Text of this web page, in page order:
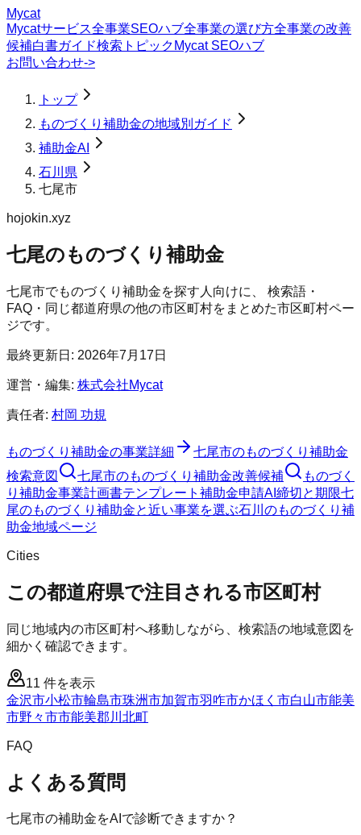
Mycat
Mycatサービス全事業SEOハブ全事業の選び方全事業の改善
候補白書ガイド検索トピック Mycat SEOハブ
お問い合わせ->
トップ
ものづくり補助金の地域別ガイド
補助金AI
石川県
七尾市
hojokin.xyz
七尾のものづくり補助金
七尾市でものづくり補助金を探す人向けに、 検索語・
FAQ・同じ都道府県の他の市区町村をまとめた市区町村ペー
ジです。
最終更新日: 2026年7月17日
運営・編集: 株式会社Mycat
責任者: 村岡 功規
ものづくり補助金の事業詳細 七尾市のものづくり補助金
検索意図
七尾市のものづくり補助金改善候補
ものづく
り補助金事業計画書テンプレート 補助金申請AI 締切と期限七
尾のものづくり補助金と近い事業を選ぶ石川 のものづくり補
助金地域ページ
Cities
この都道府県で注目される市区町村
同じ地域内の市区町村へ移動しながら、検索語の地域意図を
細かく確認できます。
11 件を表示
金沢市小松市輪島市珠洲市加賀市羽咋市かほく市白山市能美
市野々市市能美郡川北町
FAQ
よくある質問
七尾市の補助金をAIで診断できますか？